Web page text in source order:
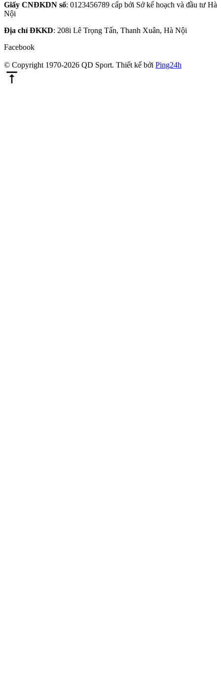
Giấy CNĐKDN số: 0123456789 cấp bởi Sở kế hoạch và đầu tư Hà
Nội
Địa chỉ ĐKKD: 208i Lê Trọng Tấn, Thanh Xuân, Hà Nội
Facebook
© Copyright 1970-2026 QD Sport. Thiết kế bởi Ping24h